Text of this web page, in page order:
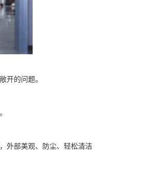
开的问题。
外部美观、防尘、轻松清洁